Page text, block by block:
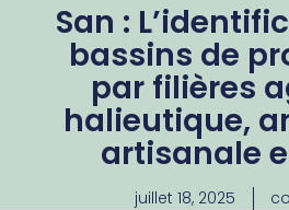
San :
bassins de
par filières
halieutique,
artisanale
juillet 18, 2025